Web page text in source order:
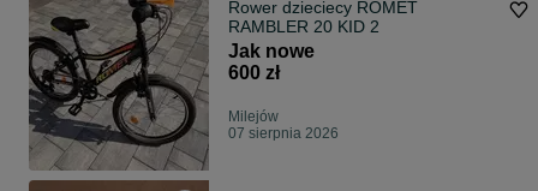
Rower dzieciecy ROMET
RAMBLER 20 KID 2
Jak nowe
600 zł
Milejów
07 sierpnia 2026